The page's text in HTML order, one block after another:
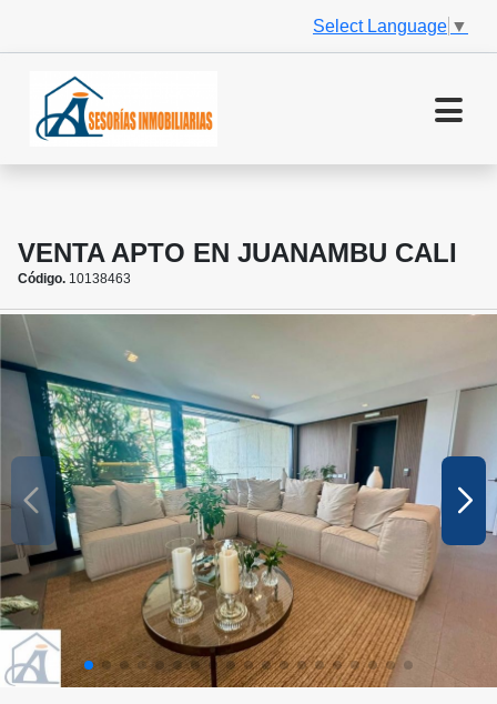
Select Language ▼
VENTA APTO EN JUANAMBU CALI
Código. 10138463